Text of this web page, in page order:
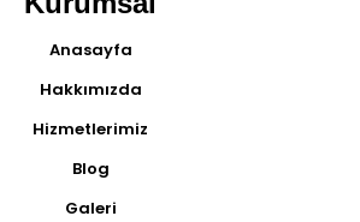
Anasayfa
Hakkımızda
Hizmetlerimiz
Blog
Galeri